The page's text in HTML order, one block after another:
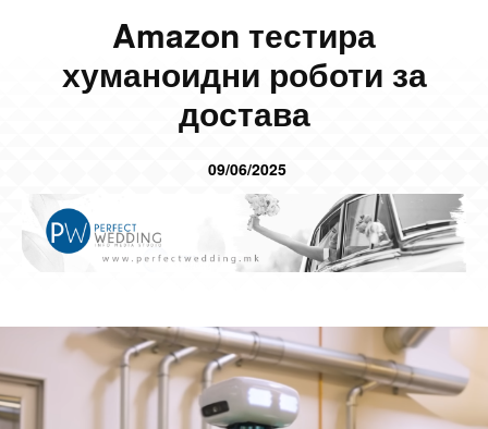
Amazon тестира
хуманоидни роботи за
достава
09/06/2025